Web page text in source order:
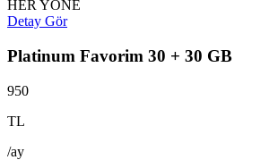
HER YÖNE
Detay Gör
Platinum Favorim 30 + 30 GB
950
TL
/ay